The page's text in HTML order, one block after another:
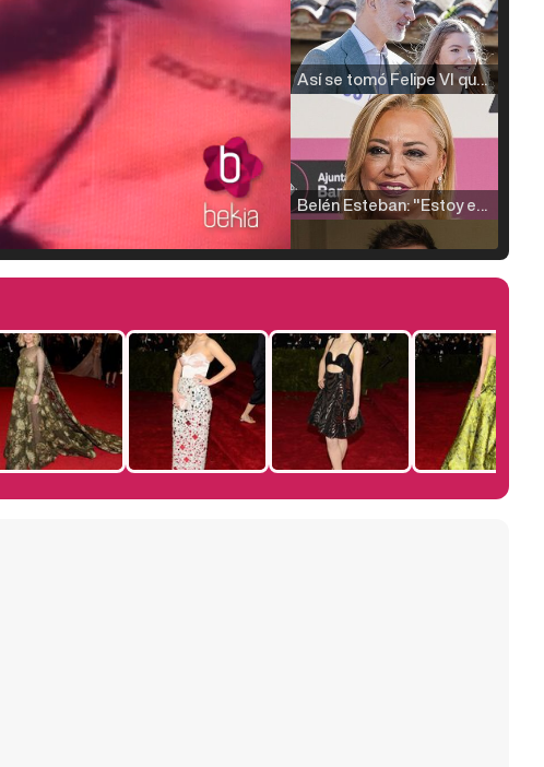
Así se tomó Felipe VI que la Infanta Sofía no quisiera recibir formación militar
Belén Esteban: "Estoy emocionada, muy contenta y muy feliz por llegar a RTVE"
Manu Baqueiro: "Tuve como referente a Bruce Willis en 'Luz de Luna' para mi trabajo en la serie 'Perdiendo el juicio'"
Magdalena de Suecia responde a las críticas y explica por qué le han permitido lanzar su propio negocio